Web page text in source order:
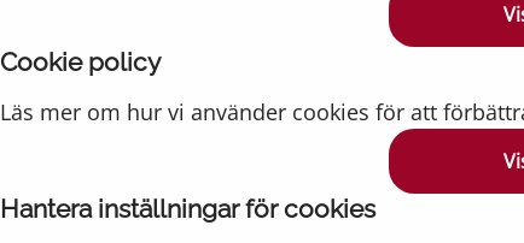
Cookie policy
Läs mer om hur vi använder cookies för att
Hantera inställningar för cookies